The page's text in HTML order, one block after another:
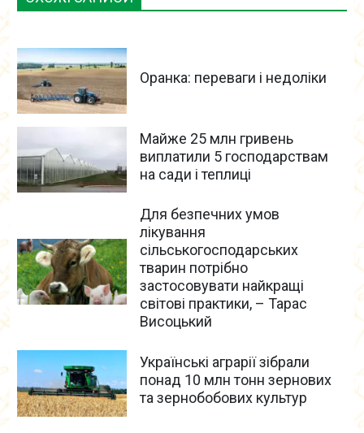
Оранка: переваги і недоліки
Майже 25 млн гривень
виплатили 5 господарствам
на сади і теплиці
Для безпечних умов
лікування
сільськогосподарських
тварин потрібно
застосовувати найкращі
світові практики, – Тарас
Висоцький
Українські аграрії зібрали
понад 10 млн тонн зернових
та зернобобових культур